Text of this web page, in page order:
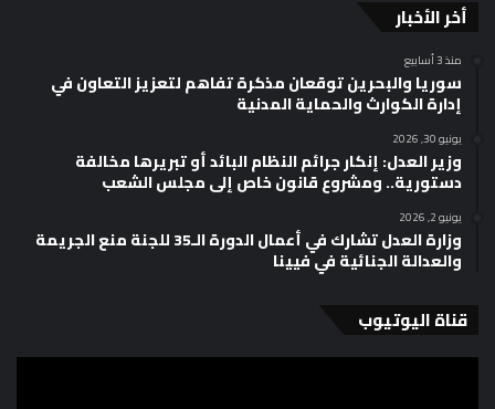
أخر الأخبار
منذ 3 أسابيع
سوريا والبحرين توقعان مذكرة تفاهم لتعزيز التعاون في
إدارة الكوارث والحماية المدنية
يونيو 30, 2026
وزير العدل: إنكار جرائم النظام البائد أو تبريرها مخالفة
دستورية.. ومشروع قانون خاص إلى مجلس الشعب
يونيو 2, 2026
وزارة العدل تشارك في أعمال الدورة الـ35 للجنة منع الجريمة
والعدالة الجنائية في فيينا
قناة اليوتيوب